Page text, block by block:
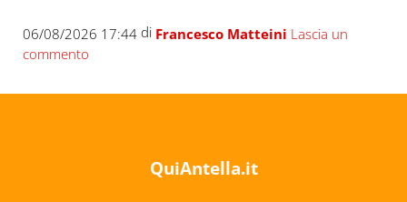
06/08/2026 17:44di Francesco Matteini Lascia un
commento
QuiAntella.it